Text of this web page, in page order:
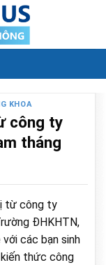
KHOA
công ty
tháng
từ công ty
ĐHKHTN,
các bạn sinh
thức công